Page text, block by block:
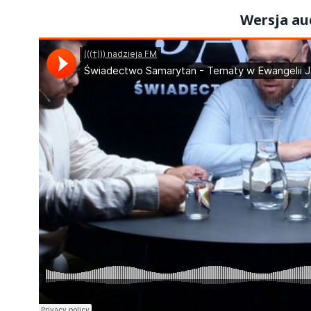
Wersja